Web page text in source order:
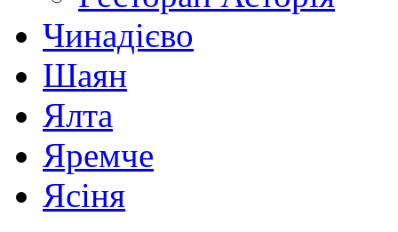
Чинадієво
Шаян
Ялта
Яремче
Ясіня